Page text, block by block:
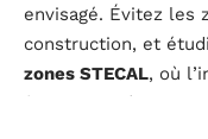
envisagé. Évitez les
construction, et
zones STECAL, où